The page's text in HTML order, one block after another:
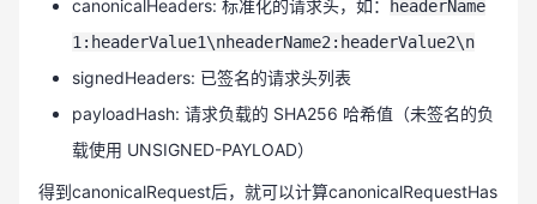
canonicalHeaders: 标准化的请求头，如：
headerName
1:headerValue1\nheaderName2:headerValue2\n
signedHeaders: 已签名的请求头列表
payloadHash: 请求负载的 SHA256 哈希值（未签名的负
载使用 UNSIGNED-PAYLOAD）
得到canonicalRequest后，就可以计算canonicalRequestHas